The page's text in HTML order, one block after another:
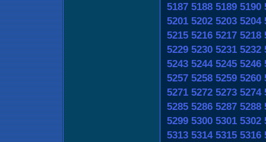
5187 5188 5189 5190
5201 5202 5203 5204
5215 5216 5217 5218
5229 5230 5231 5232
5243 5244 5245 5246
5257 5258 5259 5260
5271 5272 5273 5274
5285 5286 5287 5288
5299 5300 5301 5302
5313 5314 5315 5316